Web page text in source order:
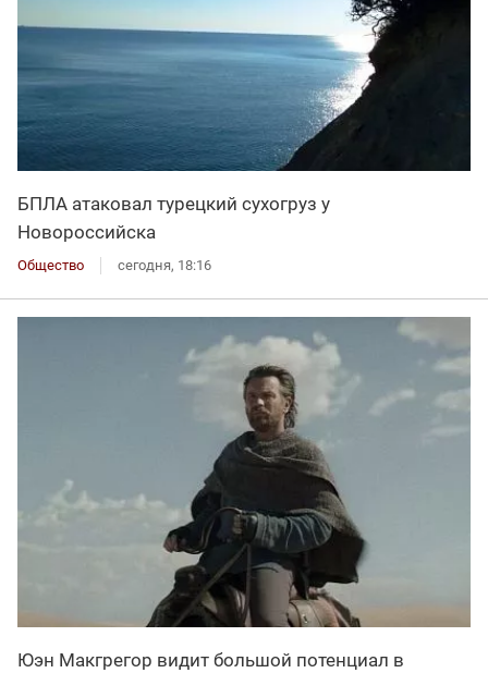
БПЛА атаковал турецкий сухогруз у
Новороссийска
Общество сегодня, 18:16
Юэн Макгрегор видит большой потенциал в